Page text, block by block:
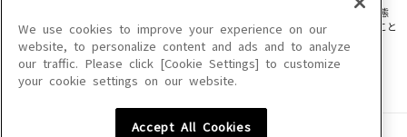
このサイトに掲載されている一切の文章・画像・写真・動画・音声等を、手段や形態
を問わず、著作権法の定める範囲を超えて無断で複製、転載、ファイル化などすること
を禁じます。
楽曲及びコンテンツは、機種によりご利用いただけない場合があります。
楽曲及びコンテンツの配信日、配信内容が変更になる場合があります。
We use cookies to improve your experience on our
website, to personalize content and ads and to analyze
our traffic. Please click [Cookie Settings] to customize
your cookie settings on our website.
Accept All Cookies